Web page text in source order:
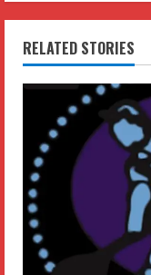
n
u
e
e
a
d
RELATED STORIES